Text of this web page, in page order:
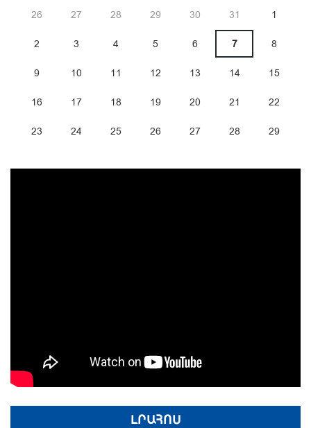
26 27 28 29 30 31 1
2 3 4 5 6 7 8
9 10 11 12 13 14 15
16 17 18 19 20 21 22
23 24 25 26 27 28 29
ԼՐԱՀՈՍ